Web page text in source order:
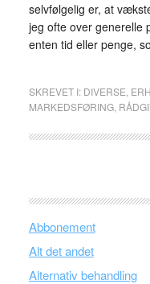
selvfølgelig er, at
jeg ofte over generelle
enten tid eller penge,
SKREVET I: DIVERSE
MARKEDSFØRING,
Abbonement
Alt det andet
Alternativ behandling